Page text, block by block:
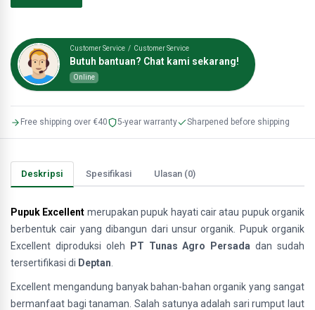
Customer Service / Customer Service
Butuh bantuan? Chat kami sekarang!
Online
Free shipping over €40 5-year warranty Sharpened before shipping
Deskripsi Spesifikasi Ulasan (0)
Pupuk Excellent merupakan pupuk hayati cair atau pupuk organik
berbentuk cair yang dibangun dari unsur organik. Pupuk organik
Excellent diproduksi oleh
PT Tunas Agro Persada dan sudah
tersertifikasi di Deptan
Excellent mengandung banyak bahan-bahan organik yang sangat
bermanfaat bagi tanaman. Salah satunya adalah sari rumput laut